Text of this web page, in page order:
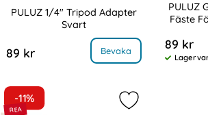
PULUZ 1/4" Tripod Adapter
Svart
89 kr Bevaka
, PULUZ 1/4" Tripod Adapter Svart
PULUZ
Fäste
89 kr
PULUZ
-11%
Markera